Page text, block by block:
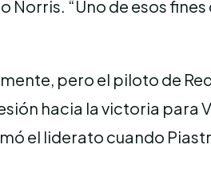
Norris. “Uno de esos
pero el piloto de
hacia la victoria
el liderato cuando